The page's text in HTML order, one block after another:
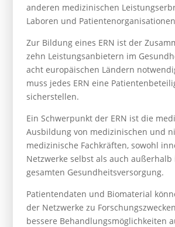
anderen medizinischen
Laboren und
Zur Bildung eines ERN ist der
zehn Leistungsanbietern im
acht europäischen Ländern
muss jedes ERN eine
sicherstellen.
Ein Schwerpunkt der ERN ist die
Ausbildung von medizinischen und
medizinische Fachkräften, sowohl
Netzwerke selbst als auch
gesamten Gesundheitsversorgung.
Patientendaten und Biomaterial
der Netzwerke zu
bessere Behandlungsmöglichkeiten